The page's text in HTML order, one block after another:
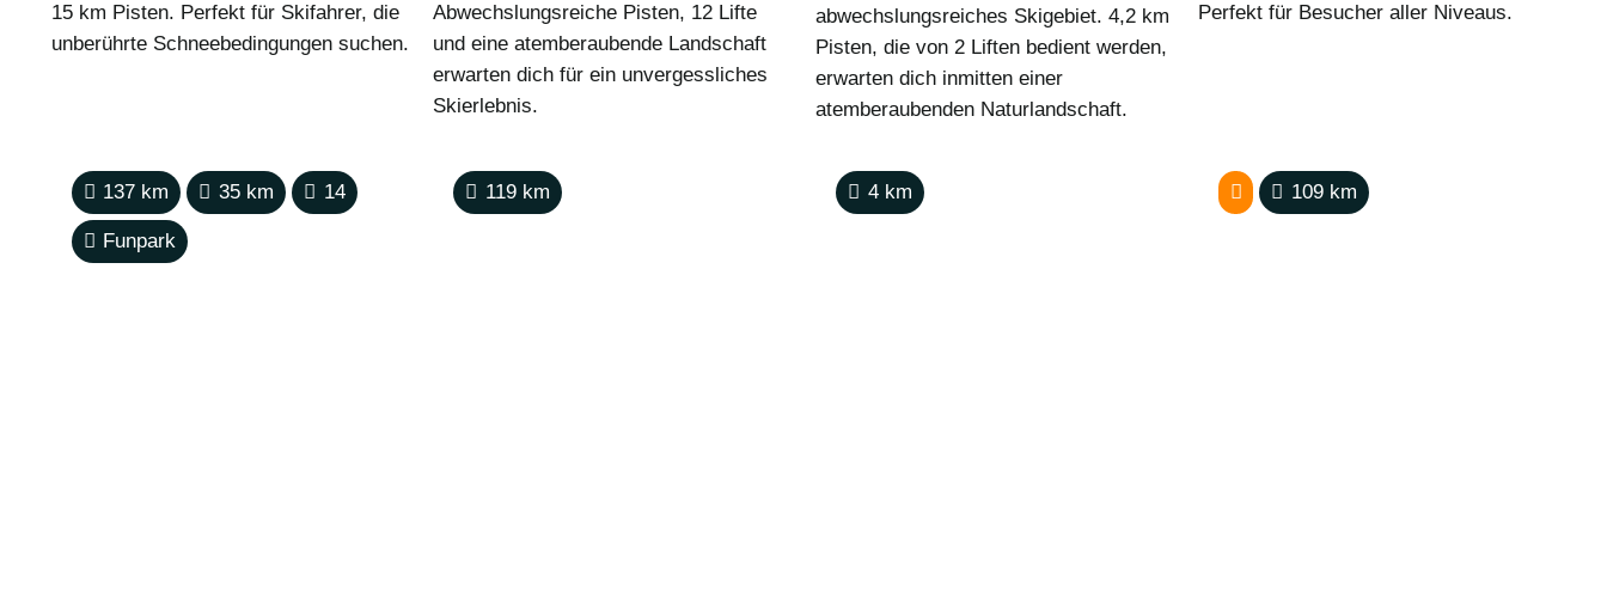
15 km Pisten. Perfekt für Skifahrer, die
unberührte Schneebedingungen suchen.
Abwechslungsreiche Pisten, 12 Lifte
und eine atemberaubende Landschaft
erwarten dich für ein unvergessliches
Skierlebnis.
abwechslungsreiches Skigebiet. 4,2 km
Pisten, die von 2 Liften bedient werden,
erwarten dich inmitten einer
atemberaubenden Naturlandschaft.
Perfekt für Besucher aller Niveaus.
137 km 35 km 14
Funpark
119 km 4km 109km